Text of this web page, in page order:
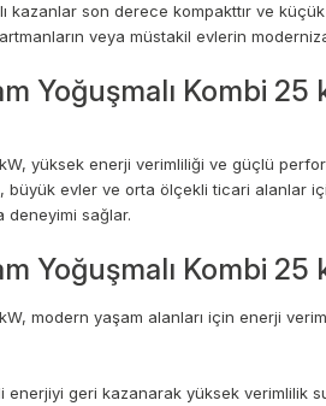
kazanlar son derece kompakttır ve
veya müstakil evlerin
Yoğuşmalı Kombi
yüksek enerji verimliliği ve güçlü
evler ve orta ölçekli ticari alanlar
deneyimi sağlar.
Yoğuşmalı Kombi 25
modern yaşam alanları için enerji
enerjiyi geri kazanarak yüksek verimlilik